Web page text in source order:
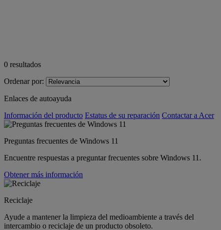
0 resultados
Ordenar por:
Enlaces de autoayuda
Información del producto Estatus de su reparación Contactar a Acer
Preguntas frecuentes de Windows 11
Encuentre respuestas a preguntar frecuentes sobre Windows 11.
Obtener más información
Reciclaje
Ayude a mantener la limpieza del medioambiente a través del
intercambio o reciclaje de un producto obsoleto.